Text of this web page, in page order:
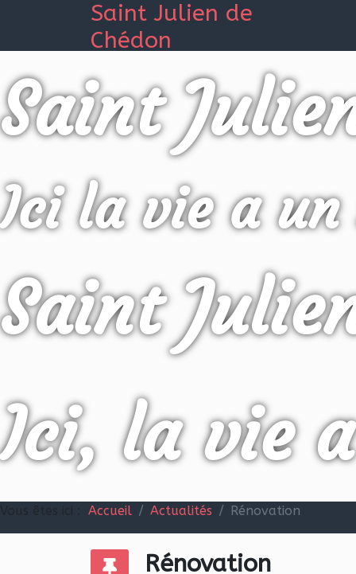
Saint Julien de
Chédon
Saint
Ici la vie a un
Saint
Ici, la vie
Accueil Actualités Rénovation
Rénovation